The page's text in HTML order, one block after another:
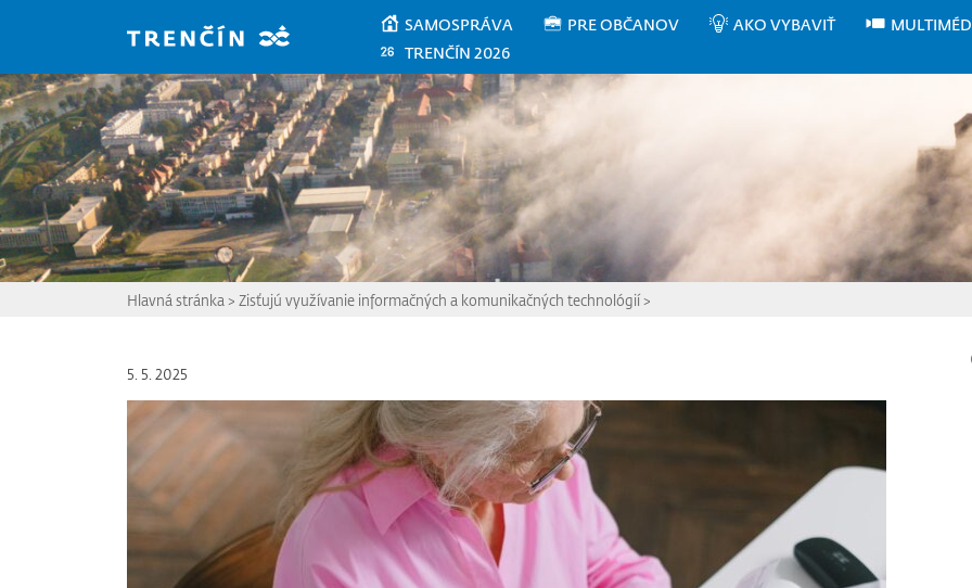
SAMOSPRÁVA PRE OBČANOV AKO VYBAVIŤ
TRENČÍN 2026
Hlavná stránka > Zisťujú využívanie informačných a komunikačných technológií>
5. 5. 2025